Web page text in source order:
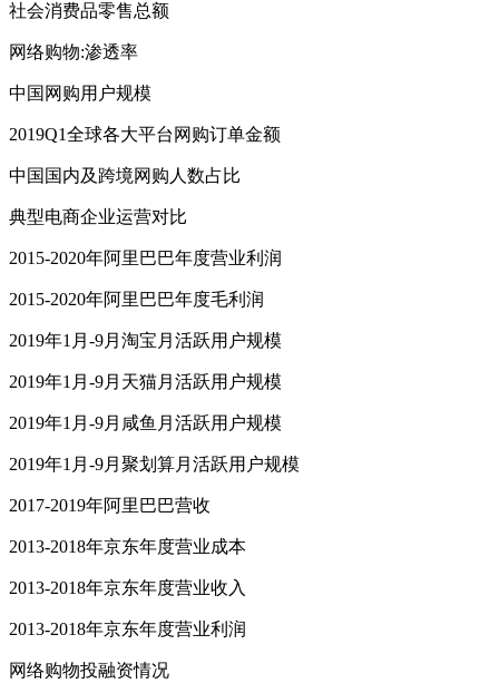
社会消费品零售总额
网络购物:渗透率
中国网购用户规模
2019Q1全球各大平台网购订单金额
中国国内及跨境网购人数占比
典型电商企业运营对比
2015-2020年阿里巴巴年度营业利润
2015-2020年阿里巴巴年度毛利润
2019年1月-9月淘宝月活跃用户规模
2019年1月-9月天猫月活跃用户规模
2019年1月-9月咸鱼月活跃用户规模
2019年1月-9月聚划算月活跃用户规模
2017-2019年阿里巴巴营收
2013-2018年京东年度营业成本
2013-2018年京东年度营业收入
2013-2018年京东年度营业利润
网络购物投融资情况